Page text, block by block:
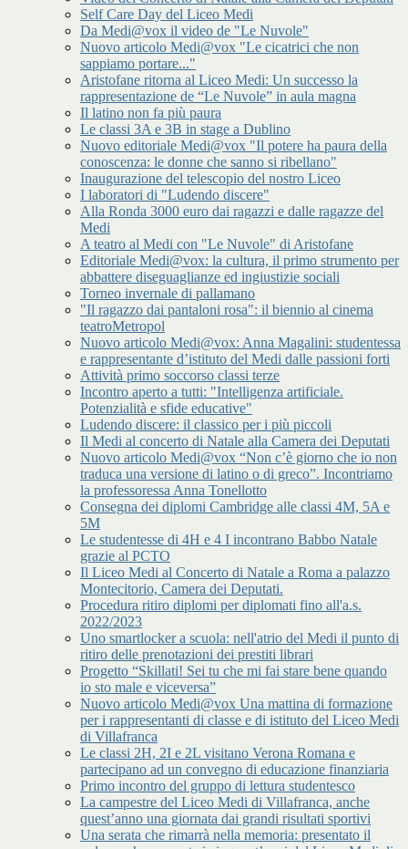
Self Care Day del Liceo Medi
Da Medi@vox il video de "Le Nuvole"
Nuovo articolo Medi@vox "Le cicatrici che non
sappiamo portare..."
Aristofane ritorna al Liceo Medi: Un successo la
rappresentazione de “Le Nuvole” in aula magna
Il latino non fa più paura
Le classi 3A e 3B in stage a Dublino
Nuovo editoriale Medi@vox "Il potere ha paura della
conoscenza: le donne che sanno si ribellano"
Inaugurazione del telescopio del nostro Liceo
I laboratori di "Ludendo discere"
Alla Ronda 3000 euro dai ragazzi e dalle ragazze del
Medi
A teatro al Medi con "Le Nuvole" di Aristofane
Editoriale Medi@vox: la cultura, il primo strumento per
abbattere diseguaglianze ed ingiustizie sociali
Torneo invernale di pallamano
"Il ragazzo dai pantaloni rosa": il biennio al cinema
teatroMetropol
Nuovo articolo Medi@vox: Anna Magalini: studentessa
e rappresentante d’istituto del Medi dalle passioni forti
Attività primo soccorso classi terze
Incontro aperto a tutti: "Intelligenza artificiale.
Potenzialità e sfide educative"
Ludendo discere: il classico per i più piccoli
Il Medi al concerto di Natale alla Camera dei Deputati
Nuovo articolo Medi@vox “Non c’è giorno che io non
traduca una versione di latino o di greco”. Incontriamo
la professoressa Anna Tonellotto
Consegna dei diplomi Cambridge alle classi 4M, 5A e
5M
Le studentesse di 4H e 4 I incontrano Babbo Natale
grazie al PCTO
Il Liceo Medi al Concerto di Natale a Roma a palazzo
Montecitorio, Camera dei Deputati.
Procedura ritiro diplomi per diplomati fino all'a.s.
2022/2023
Uno smartlocker a scuola: nell'atrio del Medi il punto di
ritiro delle prenotazioni dei prestiti librari
Progetto “Skillati! Sei tu che mi fai stare bene quando
io sto male e viceversa”
Nuovo articolo Medi@vox Una mattina di formazione
per i rappresentanti di classe e di istituto del Liceo Medi
di Villafranca
Le classi 2H, 2I e 2L visitano Verona Romana e
partecipano ad un convegno di educazione finanziaria
Primo incontro del gruppo di lettura studentesco
La campestre del Liceo Medi di Villafranca, anche
quest’anno una giornata dai grandi risultati sportivi
Una serata che rimarrà nella memoria: presentato il